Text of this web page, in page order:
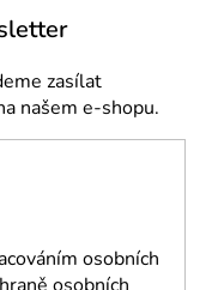
zasílat
našem e-shopu.
osobních